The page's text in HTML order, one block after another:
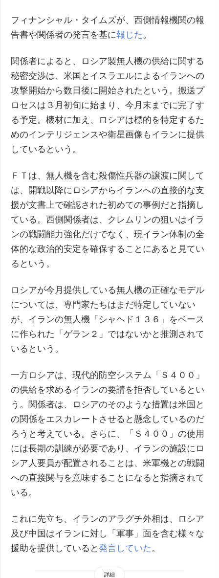
フィナンシャル・タイムズが、西側情報機関の報
告書や関係者の発言を基に報じた 。
関係者によると、ロシア製無人機の供給に関する
秘密交渉は、米国とイスラエルによるイランへの
攻撃開始から数日後に開始されたという。搬送プ
ロセスは３月初旬に始まり、今月末までに完了す
る予定。機材に加え、ロシアは標的を特定するた
めのインテリジェンスや衛星画像もイランに提供
しているという。
ＦＴは、無人機を含む殺傷性兵器の譲渡に関して
は、開戦以降にロシアからイランへの直接的な支
援が文書上で確認された初めての事例だと指摘し
ている。西側関係者は、クレムリンの狙いはイラ
ンの戦闘能力強化だけでなく、現イラン体制の全
体的な政治的安定を確保することにあると見てい
るという。
ロシアが今月提供している無人機の正確なモデル
については、専門家たちはまだ特定していない
が、イランの無人機「シャヘド１３６」をベース
に作られた「ゲラン２」ではないかと推測されて
いるという。
一方ロシアは、現代的防空システム「Ｓ４００」
の供給を求めるイランの要請を拒否しているとい
う。関係者は、ロシアのそのような措置は米国と
の関係をエスカレートさせると懸念しているのだ
ろうと考えている。さらに、「Ｓ４００」の使用
には長期の訓練が必要であり、イランの施設にロ
シア人要員が配置されることは、米軍機との戦闘
への直接関与を意味することになると指摘されて
いる。
これに先立ち、イランのアラグチ外相は、ロシア
及び中国はイランに対し「軍事」面を含む様々な
援助を提供していると発言していた 。
詳細